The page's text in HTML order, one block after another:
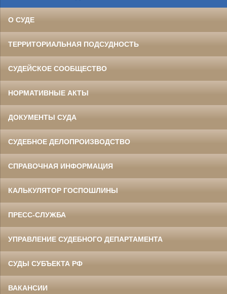
О СУДЕ
ТЕРРИТОРИАЛЬНАЯ ПОДСУДНОСТЬ
СУДЕЙСКОЕ СООБЩЕСТВО
НОРМАТИВНЫЕ АКТЫ
ДОКУМЕНТЫ СУДА
СУДЕБНОЕ ДЕЛОПРОИЗВОДСТВО
СПРАВОЧНАЯ ИНФОРМАЦИЯ
КАЛЬКУЛЯТОР ГОСПОШЛИНЫ
ПРЕСС-СЛУЖБА
УПРАВЛЕНИЕ СУДЕБНОГО ДЕПАРТАМЕНТА
СУДЫ СУБЪЕКТА РФ
ВАКАНСИИ